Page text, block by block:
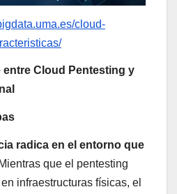
cloud-
entre Cloud Pentesting y
radica en el entorno que
que el pentesting
infraestructuras físicas, el